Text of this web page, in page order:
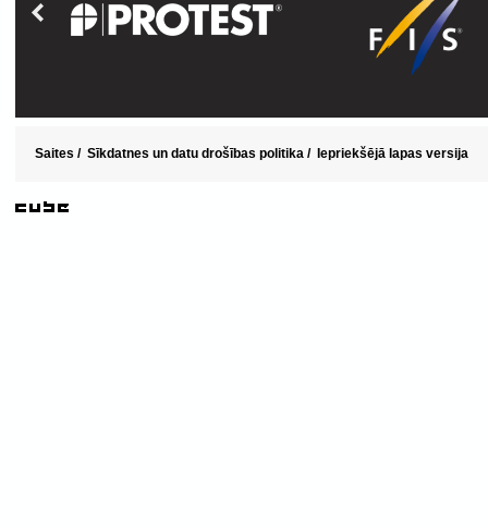
Saites / Sīkdatnes un datu drošības politika / Iepriekšējā lapas versija